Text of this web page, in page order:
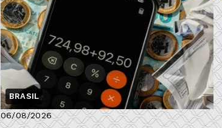
BRASIL
06/08/2026